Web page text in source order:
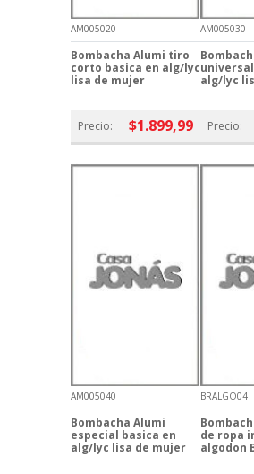
AM005020
Bombacha Alumi tiro
corto basica en alg/lyc
lisa de mujer
Precio: $1.899,99
AM005030
alg/lyc
Precio:
AM005040
Bombacha Alumi
especial basica en
alg/lyc lisa de mujer
BRALGO04
de ropa
algodon